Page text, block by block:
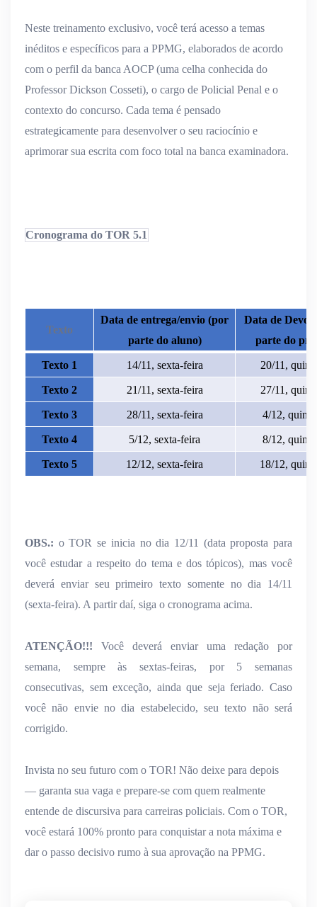
Neste treinamento exclusivo, você terá acesso a temas
inéditos e específicos para a PPMG, elaborados de acordo
com o perfil da banca AOCP (uma celha conhecida do
Professor Dickson Cosseti), o cargo de Policial Penal e o
contexto do concurso. Cada tema é pensado
estrategicamente para desenvolver o seu raciocínio e
aprimorar sua escrita com foco total na banca examinadora.
Cronograma do TOR 5.1
Texto
Data de entrega/envio (por
parte do aluno)
Data de
parte do
Texto 1 14/11, sexta-feira 20/11,
Texto 2 21/11, sexta-feira 27/11,
Texto 3 28/11, sexta-feira 4/12,
Texto 4 5/12, sexta-feira 8/12,
Texto 5 12/12, sexta-feira 18/12,
OBS.: o TOR se inicia no dia 12/11 (data proposta para
você estudar a respeito do tema e dos tópicos), mas você
deverá enviar seu primeiro texto somente no dia 14/11
(sexta-feira). A partir daí, siga o cronograma acima.
ATENÇÃO!!! Você deverá enviar uma redação por
semana, sempre às sextas-feiras, por 5 semanas
consecutivas, sem exceção, ainda que seja feriado. Caso
você não envie no dia estabelecido, seu texto não será
corrigido.
Invista no seu futuro com o TOR! Não deixe para depois
— garanta sua vaga e prepare-se com quem realmente
entende de discursiva para carreiras policiais. Com o TOR,
você estará 100% pronto para conquistar a nota máxima e
dar o passo decisivo rumo à sua aprovação na PPMG.